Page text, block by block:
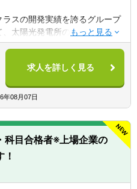
経理・財務のご経験をお持ち
行、証券、資産運用など）で
持ちの方
ルギー関係でのご経験をお持
スキル】
像】
できる方
ュニケーションが得意な方
意欲的に取り組める方
ラスの開発実績を誇るグループ
、太陽光発電所のアセットマネ
ビスを提供する同社。再生可能
関心が高まる中、当社への依
あり、安定した成長を続けて
からしっかり学べる教育体制が
様々なメンバーが多数活躍中。
る事業拡大を見据え、当社を支
ッフを募集することとなりまし
アセットマネジメントに関す
お任せします。ファンドの運営
求人を詳しく見る
年08月07日
科目合格者※上場企業の